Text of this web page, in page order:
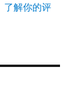
了解你的评